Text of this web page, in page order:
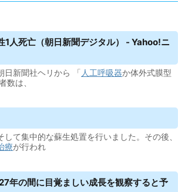
人死亡（朝日新聞デジタル） - Yahoo!ニ
日新聞社ヘリから 「 人工呼吸器か体外式膜型
数は、
して集中的な蘇生処置を行いました。その後、
療が行われ
年の間に目覚ましい成長を観察すると予